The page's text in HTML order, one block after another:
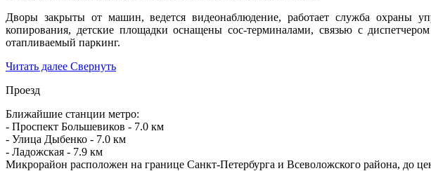
Дворы закрыты от машин, ведется видеонаблюдение, работает служба охраны
копирования, детские площадки оснащены сос-терминалами, связью с
отапливаемый паркинг.
Читать далее Свернуть
Проезд
Ближайшие станции метро:
- Проспект Большевиков - 7.0 км
- Улица Дыбенко - 7.0 км
- Ладожская - 7.9 км
Микрорайон расположен на границе Санкт-Петербурга и Всеволожского района, до